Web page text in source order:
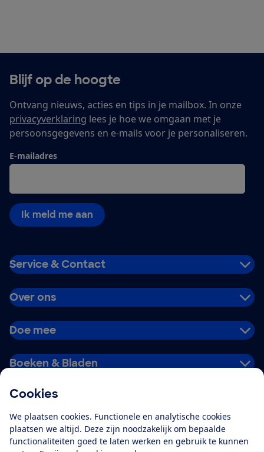
Cookies
We plaatsen cookies. Functionele en analytische cookies
plaatsen we altijd. Deze zijn noodzakelijk om bepaalde
functionaliteiten goed te laten werken en gebruik te kunnen
Blijf op de hoogte
Ontvang nieuws, acties en tips in je mailbox. In onze
privacyverklaring lees je hoe we omgaan met je
persoonsgegevens en e-mails voor je personaliseren.
E-mailadres
Ik meld me aan
Service & Contact
Over ons
Doe mee
Boeken & Bladen